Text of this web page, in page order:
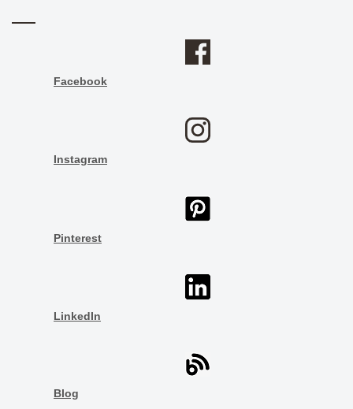
Facebook
Instagram
Pinterest
LinkedIn
Blog